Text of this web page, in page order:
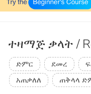
ተዛማጅ ቃላት /
ድምር ደመረ
አጠቃለለ
ጠቅላላ